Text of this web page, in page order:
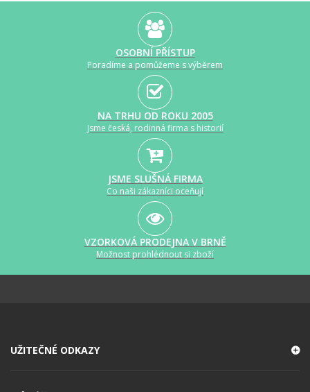
OSOBNÍ PŘÍSTUP
Poradíme a pomůžeme s výběrem
NA TRHU OD ROKU 2005
Jsme česká, rodinná firma s historií
JSME SLUŠNÁ FIRMA
Co naši zákazníci oceňují
VZORKOVÁ PRODEJNA V BRNĚ
Možnost prohlédnout si zboží
UŽITEČNÉ ODKAZY